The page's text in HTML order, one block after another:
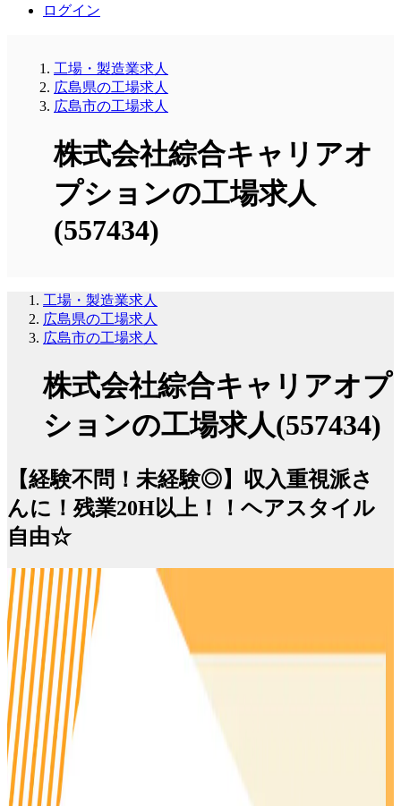
ログイン
工場・製造業求人
広島県の工場求人
広島市の工場求人
株式会社綜合キャリアオ
プションの工場求人
(557434)
工場・製造業求人
広島県の工場求人
広島市の工場求人
株式会社綜合キャリアオプ
ションの工場求人(557434)
【経験不問！未経験◎】収入重視派さ
んに！残業20H以上！！ヘアスタイル
自由☆